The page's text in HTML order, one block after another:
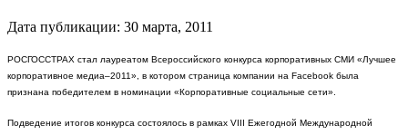
Дата публикации: 30 марта, 2011
РОСГОССТРАХ стал лауреатом Всероссийского конкурса корпоративных СМИ «Лучшее
корпоративное медиа–2011», в котором страница компании на Facebook была
признана победителем в номинации «Корпоративные социальные сети».
Подведение итогов конкурса состоялось в рамках VIII Ежегодной Международной